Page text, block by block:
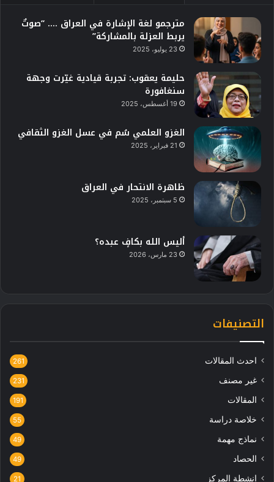
مترجمو لغة الإشارة في العراق …. “صوتٌ
يربط العزلة بالمشاركة”
23 يوليو، 2025
حليمة يعقوب: تجربة قيادية غيّرت وجهة
سنغافورة
19 أغسطس، 2025
الغزو العلمي سُم في عسل الغزو الثقافي
21 فبراير، 2025
ظاهرة الانتحار في العراق
5 سبتمبر، 2025
أليس الله بكافٍ عبده؟
23 مارس، 2026
التصنيفات
احدث المقالات 261
غير مصنف 231
المقالات 191
خلاصة دراسة 55
نماذج مهمة 49
الحصاد 49
انشطة المركز 21